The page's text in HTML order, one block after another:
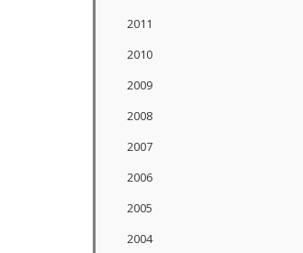
2011
2010
2009
2008
2007
2006
2005
2004